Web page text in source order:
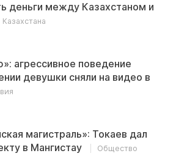
деньги между Казахстаном и
агрессивное поведение
девушки сняли на видео в
магистраль»: Токаев дал
в Мангистау
Общество